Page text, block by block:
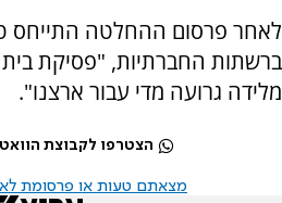
לאחר פרסום ההחלטה התייחס
ברשתות החברתיות, "פסיקת
מלידה גרועה מדי עבור ארצנו".
הצטרפו לקבוצת
מצאתם טעות או פרסומת לא